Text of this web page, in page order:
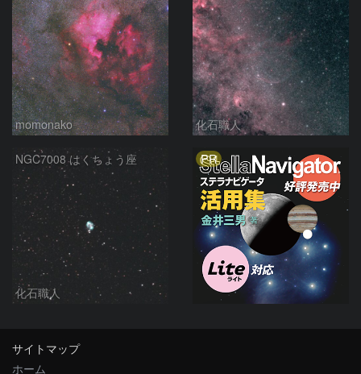
momonako 化石職人
NGC7008 はくちょう座
化石職人
PR
サイトマップ
ホーム